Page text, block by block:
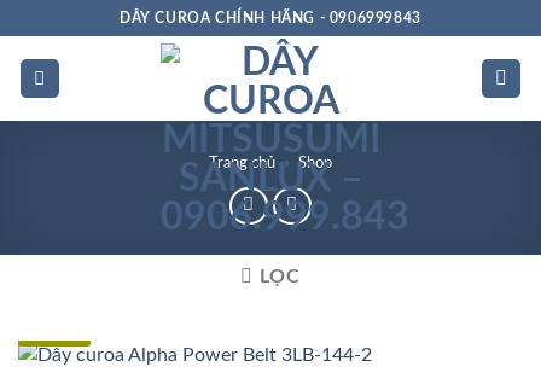
dung
DÂY CUROA CHÍNH HÃNG - 0906999843
Trang chủ » Shop
LỌC